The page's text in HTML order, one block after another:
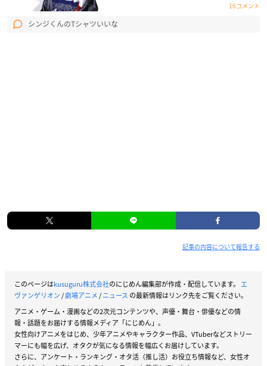
#シン・エヴァンゲリオン劇場版
tter.com/QwnU7T4lI4
16コメント
シンジくんのTシャツいいな
記事の内容について報告する
このページはkusuguru株式会社のにじめん編集部が作成・配信しています。 エ
ヴァンゲリオン/劇場アニメ/ニュース の最新情報はリンク先をご覧ください。
アニメ・ゲーム・漫画などの2次元コンテンツや、声優・舞台・俳優などの情
報・話題をお届けする情報メディア「にじめん」。
女性向けアニメをはじめ、少年アニメやキャラクター作品、VTuberなどストリー
マーにも幅を広げ、オタクが気になる情報を幅広くお届けしています。
さらに、アンケート・ランキング・オタ活（推し活）お役立ち情報など、女性オ